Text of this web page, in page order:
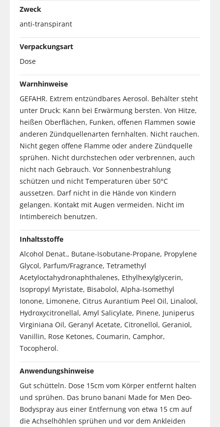
Zweck
anti-transpirant
Verpackungsart
Dose
Warnhinweise
GEFAHR. Extrem entzündbares Aerosol. Behälter steht
unter Druck: Kann bei Erwärmung bersten. Von Hitze,
heißen Oberflächen, Funken, offenen Flammen sowie
anderen Zündquellenarten fernhalten. Nicht rauchen.
Nicht gegen offene Flamme oder andere Zündquelle
sprühen. Nicht durchstechen oder verbrennen, auch
nicht nach Gebrauch. Vor Sonnenbestrahlung
schützen und nicht Temperaturen über 50°C
aussetzen. Darf nicht in die Hände von Kindern
gelangen. Kontakt mit Augen vermeiden. Nicht im
Intimbereich benutzen.
Inhaltsstoffe
Alcohol Denat., Butane-Isobutane-Propane, Propylene
Glycol, Parfum/Fragrance, Tetramethyl
Acetyloctahydronaphthalenes, Ethylhexylglycerin,
Isopropyl Myristate, Bisabolol, Alpha-Isomethyl
Ionone, Limonene, Citrus Aurantium Peel Oil, Linalool,
Hydroxycitronellal, Amyl Salicylate, Pinene, Juniperus
Virginiana Oil, Geranyl Acetate, Citronellol, Geraniol,
Vanillin, Rose Ketones, Coumarin, Camphor,
Tocopherol.
Anwendungshinweise
Gut schütteln. Dose 15cm vom Körper entfernt halten
und sprühen. Das bruno banani Made for Men Deo-
Bodyspray aus einer Entfernung von etwa 15 cm auf
die Achselhöhlen sprühen und vor dem Ankleiden